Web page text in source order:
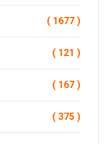
( 1677 )
( 121 )
( 167 )
( 375 )